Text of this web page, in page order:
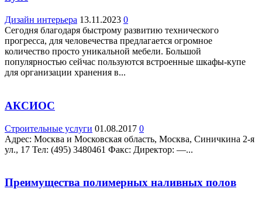
Дизайн интерьера 13.11.2023 0
Сегодня благодаря быстрому развитию технического
прогресса, для человечества предлагается огромное
количество просто уникальной мебели. Большой
популярностью сейчас пользуются встроенные шкафы-купе
для организации хранения в...
АКСИОС
Строительные услуги 01.08.2017 0
Адрес: Москва и Московская область, Москва, Синичкина 2-я
ул., 17 Teл: (495) 3480461 Факс: Директор: —...
Преимущества полимерных наливных полов